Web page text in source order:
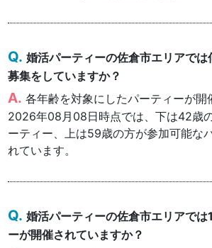
婚活パーティーの佐倉市エリアで
募集をしていますか？
各年齢を対象にしたパーティーが開
2026年08月08日時点では、下は42歳
ーティー、上は59歳の方が参加可能な
れています。
婚活パーティーの佐倉市エリアでは
ーが開催されていますか？